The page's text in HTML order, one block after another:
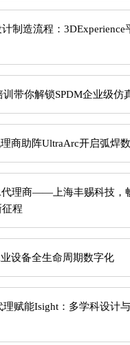
制造流程：3DExperience
带你解锁SPDM企业级仿
商助阵UltraArc开启弧焊
代理商——上海丰赐科技，
程
设备全生命周期数字化
赋能Isight：多学科设计